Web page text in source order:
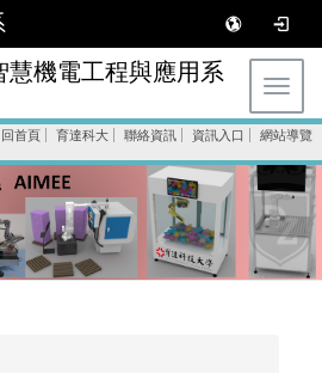
慧機電工程與應用系
回首頁 育達科大 聯絡資訊 資訊入口 網站導覽